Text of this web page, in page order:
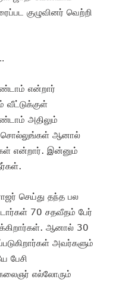
குழுவினர் வெற்றி
என்றார்
வீட்டுக்குள்
அதிலும்
சொல்லுங்கள் ஆனால்
என்றார். இன்னும்
செய்து தந்த பல
70 சதவீதம் பேர்
ஆனால் 30
அவர்களும்
பேசி
எல்லோரும்